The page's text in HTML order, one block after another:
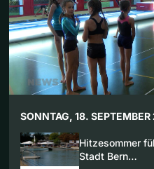
SONNTAG, 18.
Hitzesommer
Stadt Bern…